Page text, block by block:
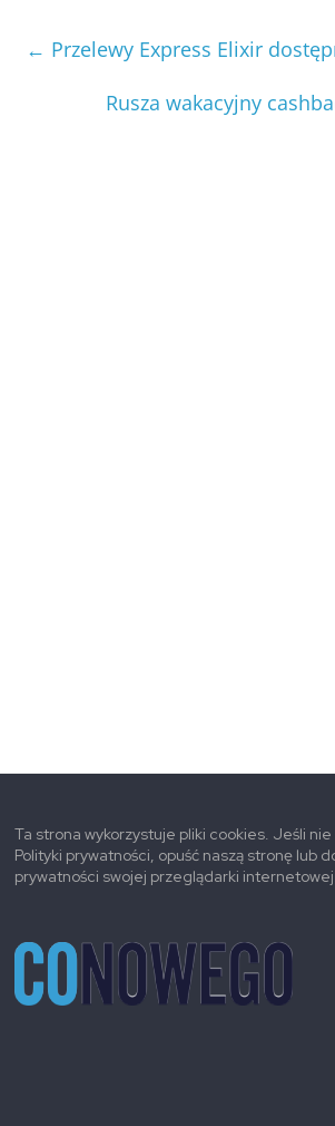
← Przelewy Express Elixir
Rusza wakacyjny
Ta strona wykorzystuje pliki cookies. Jeśli
Polityki prywatności, opuść naszą stronę lub
prywatności swojej przeglądarki